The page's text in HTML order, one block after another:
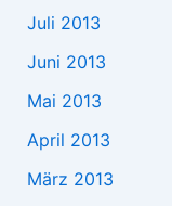
Juli 2013
Juni 2013
Mai 2013
April 2013
März 2013